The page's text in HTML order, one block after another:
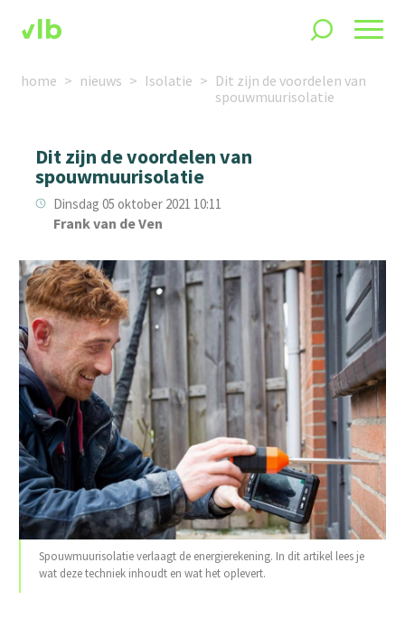
home nieuws Isolatie
Dit zijn de voordelen van
spouwmuurisolatie
Dit zijn de voordelen van
spouwmuurisolatie
Dinsdag 05 oktober 2021 10:11
Frank van de Ven
Spouwmuurisolatie verlaagt de energierekening. In dit artikel lees je
wat deze techniek inhoudt en wat het oplevert.